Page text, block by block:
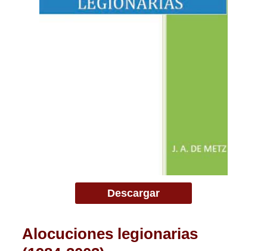
Descargar
Alocuciones legionarias